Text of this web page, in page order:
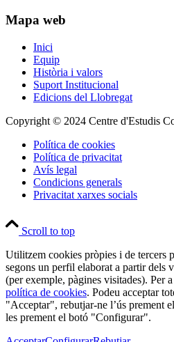
Mapa web
Inici
Equip
Història i valors
Suport Institucional
Edicions del Llobregat
Copyright © 2024 Centre d'Estudis
Política de cookies
Política de privacitat
Avís legal
Condicions generals
Privacitat xarxes socials
Scroll to top
Utilitzem cookies pròpies i de tercers
segons un perfil elaborat a partir dels
(per exemple, pàgines visitades). Per
política de cookies. Podeu acceptar
"Acceptar", rebutjar-ne l’ús prement
les prement el botó "Configurar".